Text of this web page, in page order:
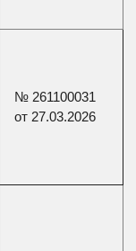
№ 261100031
от 27.03.2026